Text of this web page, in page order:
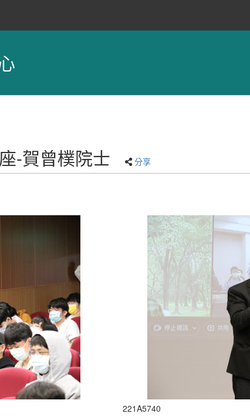
-賀曾樸院士 分享
221A5740